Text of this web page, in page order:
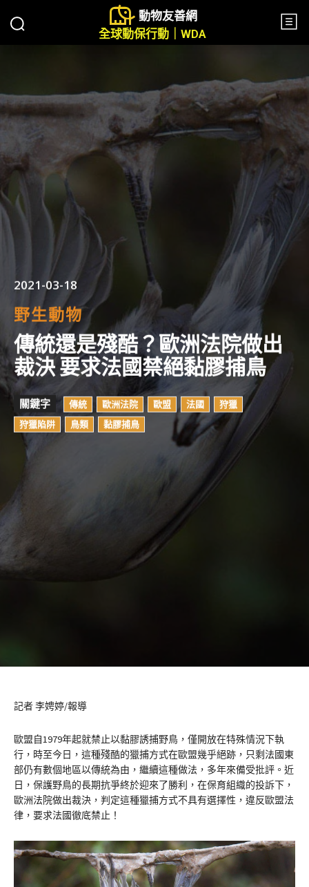
動物友善網
全球動保行動｜WDA
2021-03-18
野生動物
傳統還是殘酷？歐洲法院做出
裁決 要求法國禁絕黏膠捕鳥
關鍵字 傳統 歐洲法院 歐盟 法國
狩獵
狩獵陷阱
鳥類 黏膠捕鳥
記者 李娉婷/報導
歐盟自1979年起就禁止以黏膠誘捕野鳥，僅開放在特殊情況下執
行，時至今日，這種殘酷的獵捕方式在歐盟幾乎絕跡，只剩法國東
部仍有數個地區以傳統為由，繼續這種做法，多年來備受批評。近
日，保護野鳥的長期抗爭終於迎來了勝利，在保育組織的投訴下，
歐洲法院做出裁決，判定這種獵捕方式不具有選擇性，違反歐盟法
律，要求法國徹底禁止！